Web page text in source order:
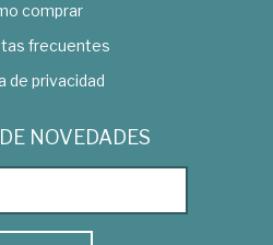
comprar
frecuentes
de privacidad
NOVEDADES